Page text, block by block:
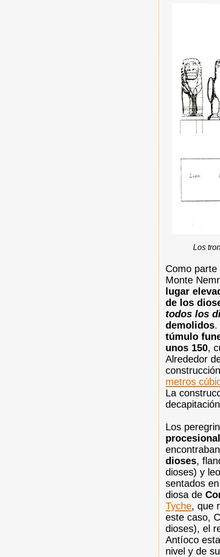
Los
Como
Monte
lugar
de los
todos los
demolidos.
túmulo
unos 150,
Alrededor
metros
La
Los
dioses,
dioses) y
sentados
diosa de
Tyche, que
este caso,
dioses), el
Antíoco
nivel y de